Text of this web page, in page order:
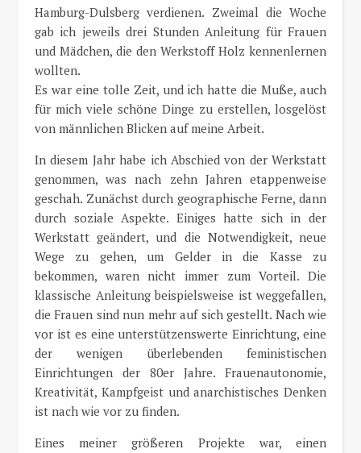
Hamburg-Dulsberg verdienen. Zweimal die Woche
gab ich jeweils drei Stunden Anleitung für Frauen
und Mädchen, die den Werkstoff Holz kennenlernen
wollten.
Es war eine tolle Zeit, und ich hatte die Muße, auch
für mich viele schöne Dinge zu erstellen, losgelöst
von männlichen Blicken auf meine Arbeit.
In diesem Jahr habe ich Abschied von der Werkstatt
genommen, was nach zehn Jahren etappenweise
geschah. Zunächst durch geographische Ferne, dann
durch soziale Aspekte. Einiges hatte sich in der
Werkstatt geändert, und die Notwendigkeit, neue
Wege zu gehen, um Gelder in die Kasse zu
bekommen, waren nicht immer zum Vorteil. Die
klassische Anleitung beispielsweise ist weggefallen,
die Frauen sind nun mehr auf sich gestellt. Nach wie
vor ist es eine unterstützenswerte Einrichtung, eine
der wenigen überlebenden feministischen
Einrichtungen der 80er Jahre. Frauenautonomie,
Kreativität, Kampfgeist und anarchistisches Denken
ist nach wie vor zu finden.
Eines meiner größeren Projekte war, einen